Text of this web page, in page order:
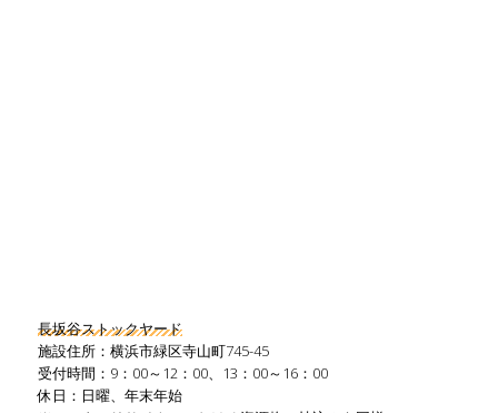
長坂谷ストックヤード
施設住所：横浜市緑区寺山町745-45
受付時間：9：00～12：00、13：00～16：00
休日：日曜、年末年始